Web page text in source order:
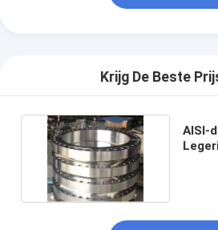
Krijg De Beste
AISI-